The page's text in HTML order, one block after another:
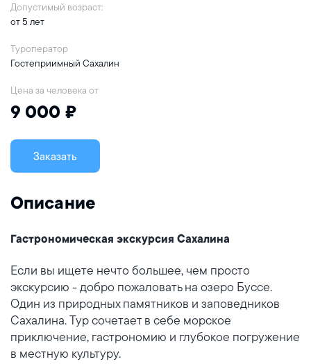
Допустимый возраст:
от 5 лет
Туроператор
Гостеприимный Сахалин
Цена за человека от
9 000 ₽
Заказать
Описание
Гастрономическая экскурсия Сахалина
Если вы ищете нечто большее, чем просто
экскурсию - добро пожаловать на озеро Буссе.
Один из природных памятников и заповедников
Сахалина. Тур сочетает в себе морское
приключение, гастрономию и глубокое погружение
в местную культуру.